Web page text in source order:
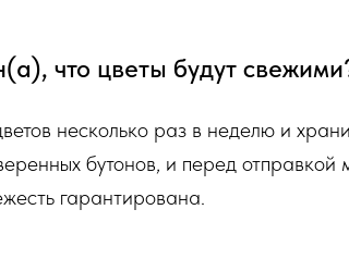
мы обязательно пришлем Вам на
что цветы будут
несколько раз в неделю и
бутонов, и перед
гарантирована.